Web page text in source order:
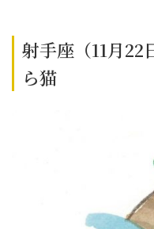
射手座（11月
ら猫